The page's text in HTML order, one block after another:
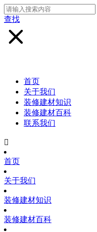
查找
首页
关于我们
装修建材知识
装修建材百科
联系我们

首页
关于我们
装修建材知识
装修建材百科